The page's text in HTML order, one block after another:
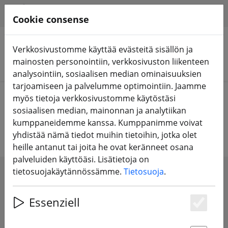
Hae tuotteita
Home Laitteet RC-kaukosäädin RC-vastaanotin
Kaukosäätimen vastaanotin
SHOW FILTERS
Cookie consense
Verkkosivustomme käyttää evästeitä sisällön ja
mainosten personointiin, verkkosivuston liikenteen
analysointiin, sosiaalisen median ominaisuuksien
tarjoamiseen ja palvelumme optimointiin. Jaamme
myös tietoja verkkosivustomme käytöstäsi
sosiaalisen median, mainonnan ja analytiikan
kumppaneidemme kanssa. Kumppanimme voivat
yhdistää nämä tiedot muihin tietoihin, jotka olet
heille antanut tai joita he ovat keränneet osana
palveluiden käyttöäsi. Lisätietoja on
tietosuojakäytännössämme. Tietosuoja.
Essenziell